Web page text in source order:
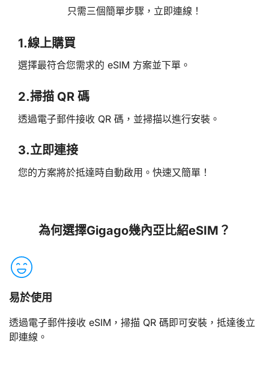
只需三個簡單步驟，立即連線！
1.線上購買
選擇最符合您需求的 eSIM 方案並下單。
2.掃描 QR 碼
透過電子郵件接收 QR 碼，並掃描以進行安裝。
3.立即連接
您的方案將於抵達時自動啟用。快速又簡單！
為何選擇Gigago幾內亞比紹eSIM？
易於使用
透過電子郵件接收 eSIM，掃描 QR 碼即可安裝，抵達後立
即連線。